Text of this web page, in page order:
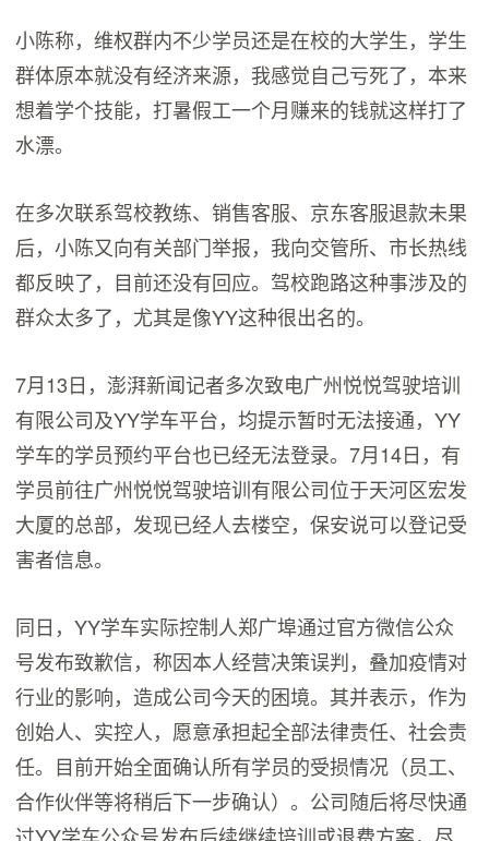
小陈称，维权群内不少学员还是在校的大学生，学生
群体原本就没有经济来源，我感觉自己亏死了，本来
想着学个技能，打暑假工一个月赚来的钱就这样打了
水漂。
在多次联系驾校教练、销售客服、京东客服退款未果
后，小陈又向有关部门举报，我向交管所、市长热线
都反映了，目前还没有回应。驾校跑路这种事涉及的
群众太多了，尤其是像YY这种很出名的。
7月13日，澎湃新闻记者多次致电广州悦悦驾驶培训
有限公司及YY学车平台，均提示暂时无法接通，YY
学车的学员预约平台也已经无法登录。7月14日，有
学员前往广州悦悦驾驶培训有限公司位于天河区宏发
大厦的总部，发现已经人去楼空，保安说可以登记受
害者信息。
同日，YY学车实际控制人郑广埠通过官方微信公众
号发布致歉信，称因本人经营决策误判，叠加疫情对
行业的影响，造成公司今天的困境。其并表示，作为
创始人、实控人，愿意承担起全部法律责任、社会责
任。目前开始全面确认所有学员的受损情况（员工、
合作伙伴等将稍后下一步确认）。公司随后将尽快通